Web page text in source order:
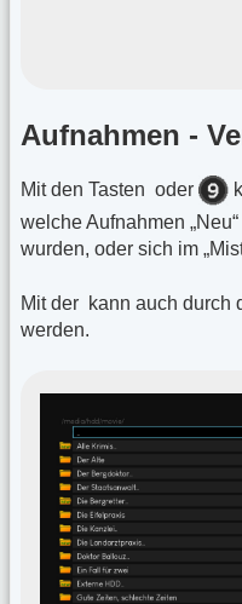
Aufnahmen -
Mit den Tasten oder
welche Aufnahmen
wurden, oder sich im
Mit der kann auch durch
werden.